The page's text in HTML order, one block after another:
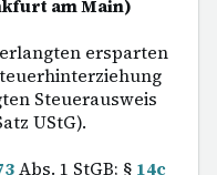
am Main)
ersparten
Steuerausweis
UStG).
Abs. 1 StGB; § 14c